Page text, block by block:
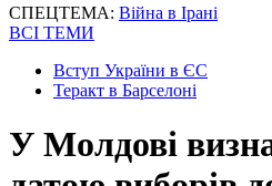
СПЕЦТЕМА: Війна в Ірані
ВСІ ТЕМИ
Вступ України в ЄС
Теракт в Барселоні
У Молдові